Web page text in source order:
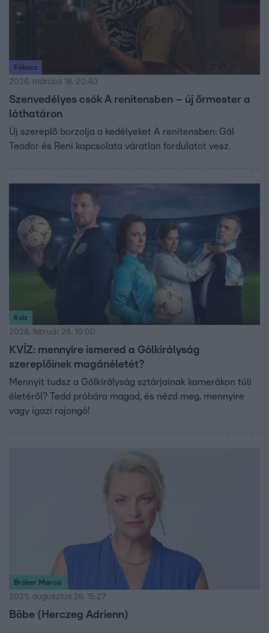
Fókusz
2026. március 18. 20:40
Szenvedélyes csók A renitensben – új őrmester a
láthatáron
Új szereplő borzolja a kedélyeket A renitensben: Gál
Teodor és Reni kapcsolata váratlan fordulatot vesz.
Kvíz
2026. február 28. 10:00
KVÍZ: mennyire ismered a Gólkirályság
szereplőinek magánéletét?
Mennyit tudsz a Gólkirályság sztárjainak kamerákon túli
életéről? Tedd próbára magad, és nézd meg, mennyire
vagy igazi rajongó!
Bróker Marcsi
2025. augusztus 26. 15:27
Böbe (Herczeg Adrienn)